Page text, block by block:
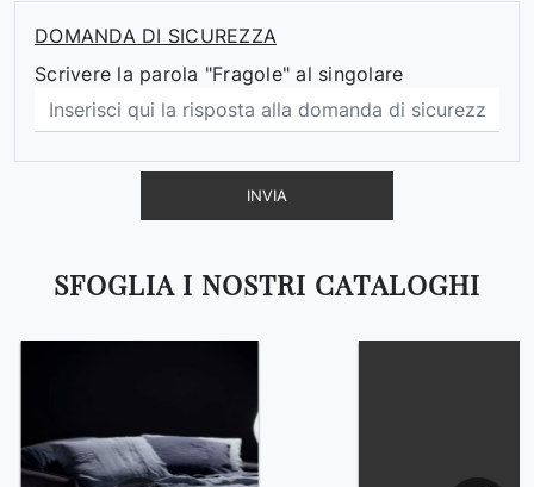
SFOGLIA I NOSTRI CATALOGHI
DOMANDA DI SICUREZZA
Scrivere la parola "Fragole" al singolare
INVIA